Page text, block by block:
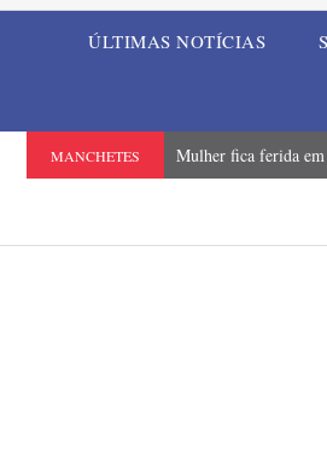
ÚLTIMAS NOTÍCIAS
MANCHETES Mulher fica ferida em